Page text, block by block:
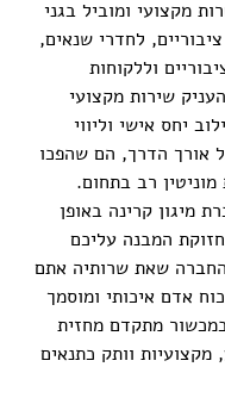
מקצועי ומוביל בגני
לחדרי שנאים,
וללקוחות
שירות מקצועי
יחס אישי וליווי
אורך הדרך, הם שהפכו
רב בתחום.
מיגון קרינה באופן
המבנה עליכם
שאת שרותיה אתם
אדם איכותי ומוסמך
מתקדם מחזית
מקצועיות וותק כתנאים